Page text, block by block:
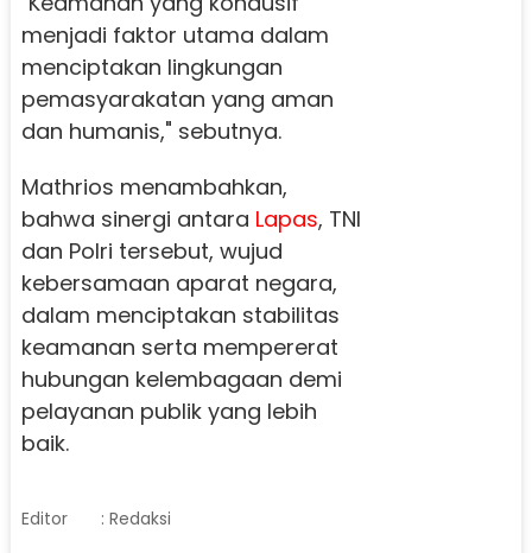
menjadi faktor utama dalam
menciptakan lingkungan
pemasyarakatan yang aman
dan humanis," sebutnya.
Mathrios menambahkan,
bahwa sinergi antara Lapas, TNI
dan Polri tersebut, wujud
kebersamaan aparat negara,
dalam menciptakan stabilitas
keamanan serta mempererat
hubungan kelembagaan demi
pelayanan publik yang lebih
baik.
Editor : Redaksi